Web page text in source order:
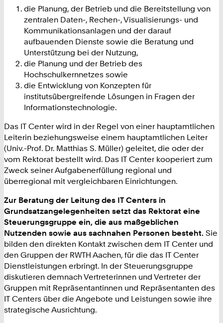
die Planung, der Betrieb und die Bereitstellung von
zentralen Daten-, Rechen-, Visualisierungs- und
Kommunikationsanlagen und der darauf
aufbauenden Dienste sowie die Beratung und
Unterstützung bei der Nutzung,
die Planung und der Betrieb des
Hochschulkernnetzes sowie
die Entwicklung von Konzepten für
institutsübergreifende Lösungen in Fragen der
Informationstechnologie.
Das IT Center wird in der Regel von einer hauptamtlichen
Leiterin beziehungsweise einem hauptamtlichen Leiter
(Univ.-Prof. Dr. Matthias S. Müller) geleitet, die oder der
vom Rektorat bestellt wird. Das IT Center kooperiert zum
Zweck seiner Aufgabenerfüllung regional und
überregional mit vergleichbaren Einrichtungen.
Zur Beratung der Leitung des IT Centers in
Grundsatzangelegenheiten setzt das Rektorat eine
Steuerungsgruppe ein, die aus maßgeblichen
Nutzenden sowie aus sachnahen Personen besteht. Sie
bilden den direkten Kontakt zwischen dem IT Center und
den Gruppen der RWTH Aachen, für die das IT Center
Dienstleistungen erbringt. In der Steuerungsgruppe
diskutieren demnach Vertreterinnen und Vertreter der
Gruppen mit Repräsentantinnen und Repräsentanten des
IT Centers über die Angebote und Leistungen sowie ihre
strategische Ausrichtung.